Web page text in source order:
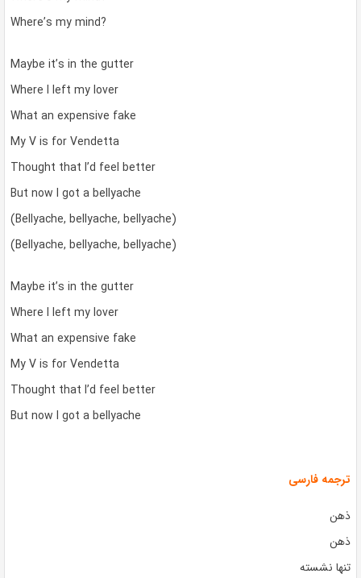
Where’s my mind?
Maybe it’s in the gutter
Where I left my lover
What an expensive fake
My V is for Vendetta
Thought that I’d feel better
But now I got a bellyache
(Bellyache, bellyache, bellyache)
(Bellyache, bellyache, bellyache)
Maybe it’s in the gutter
Where I left my lover
What an expensive fake
My V is for Vendetta
Thought that I’d feel better
But now I got a bellyache
ترجمه فارسی
ذهن
ذهن
تنها نشسته